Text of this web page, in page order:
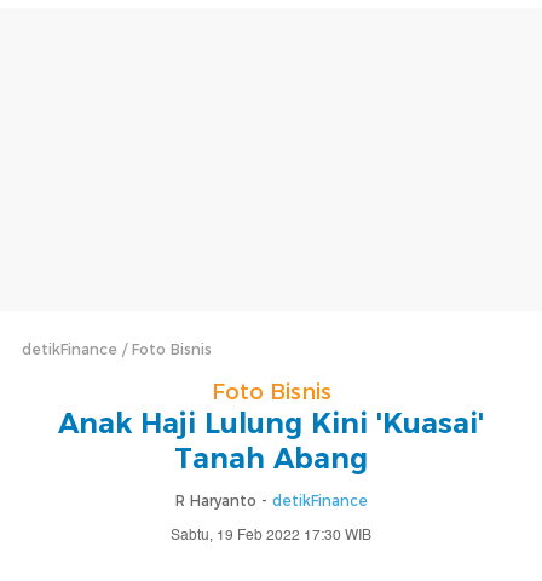
detikFinance Foto Bisnis
Foto Bisnis
Anak Haji Lulung Kini 'Kuasai'
Tanah Abang
R Haryanto - detikFinance
Sabtu, 19 Feb 2022 17:30 WIB